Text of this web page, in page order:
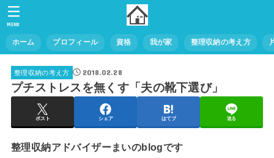
ホーム プロフィール 資格 我が家 整理収納の考え方
MENU
整理収納の考え方 2018.02.28
プチストレスを無くす「夫の靴下選び」
ポスト シェア はてブ 送る
整理収納アドバイザーまいのblogです